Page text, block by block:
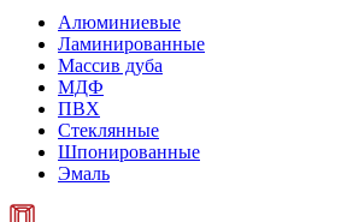
Алюминиевые
Ламинированные
Массив дуба
МДФ
ПВХ
Стеклянные
Шпонированные
Эмаль